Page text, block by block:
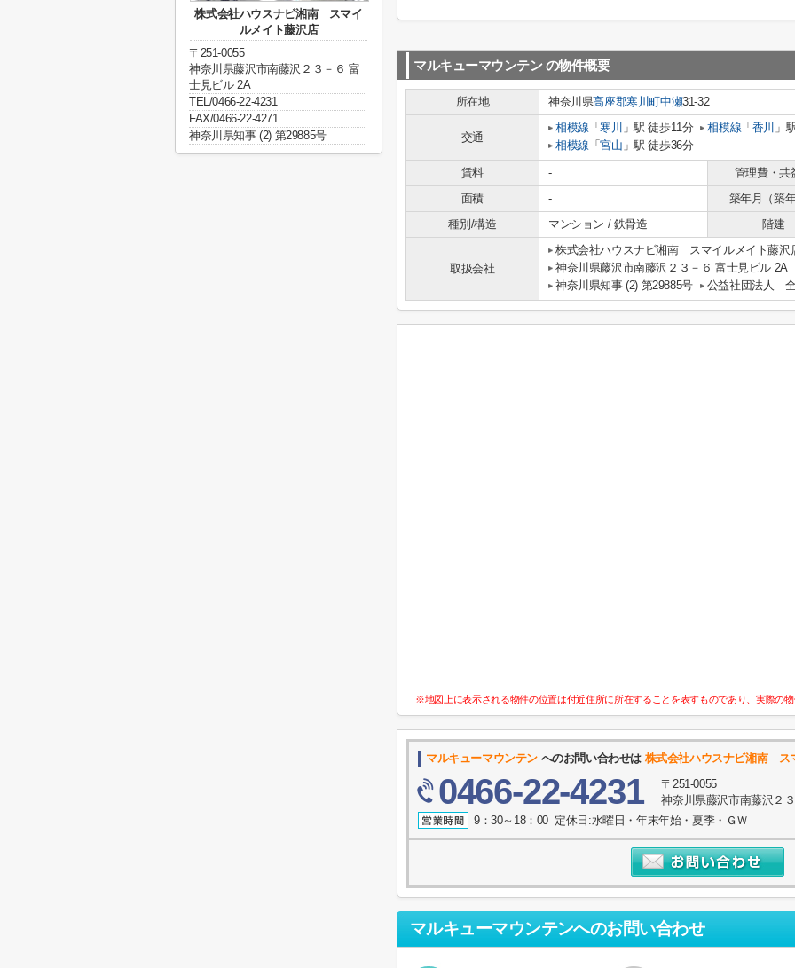
マルキューマウンテン の物件概要
所在地 神奈川県高座郡寒川町中瀬31-32
交通
相模線 「寒川 」駅 徒歩11分 相模線 「 香川 」
相模線 「宮山 」駅 徒歩36分
賃料 -
管理費・共
面積
-
築年月（築
種別/構造
マンション / 鉄骨造 階建
取扱会社
株式会社ハウスナビ湘南 スマイルメイト藤沢
神奈川県藤沢市南藤沢２３－６ 富士見ビル 2A
神奈川県知事 (2) 第29885号
公益社団法人
※地図上に表示される物件の位置は付近住所に所在することを表すものであり、実際の
マルキューマウンテン へのお問い合わせは 株式会社ハウスナビ湘南 ス
0466-22-4231
〒251-0055
神奈川県藤沢市南藤沢２
9：30～18：00 定休日:水曜日・年末年始・夏季・ＧＷ
マルキューマウンテンへのお問い合わせ
株式会社ハウスナビ湘南 スマイ
ルメイト藤沢店
〒251-0055
神奈川県藤沢市南藤沢２３－６ 富
士見ビル 2A
TEL/0466-22-4231
FAX/0466-22-4271
神奈川県知事 (2) 第29885号